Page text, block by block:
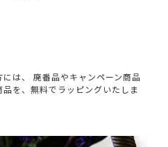
は、 廃番品やキャンペーン商品
品を、無料でラッピングいたしま